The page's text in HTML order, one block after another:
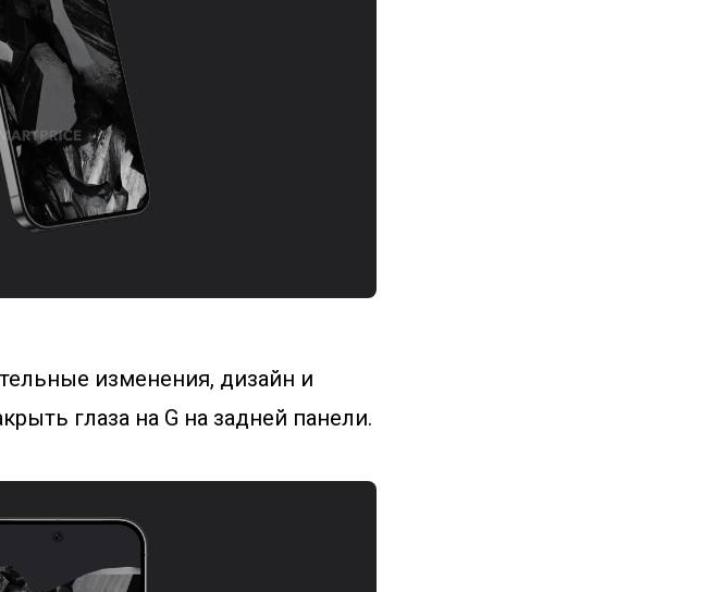
изменения, дизайн и
глаза на G на задней панели.